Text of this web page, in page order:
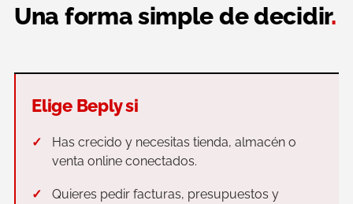
Una forma simple de decidir.
Elige Beply si
Has crecido y necesitas tienda, almacén o
venta online conectados.
Quieres pedir facturas, presupuestos y